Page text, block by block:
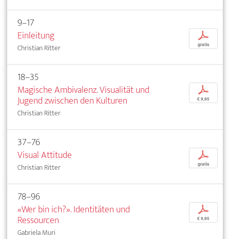
9–17
Einleitung
Christian Ritter
p
gratis
18–35
Magische Ambivalenz. Visualität und
Jugend zwischen den Kulturen
Christian Ritter
p
€ 9,95
37–76
Visual Attitude
Christian Ritter
p
gratis
78–96
«Wer bin ich?». Identitäten und
Ressourcen
Gabriela Muri
p
€ 9,95